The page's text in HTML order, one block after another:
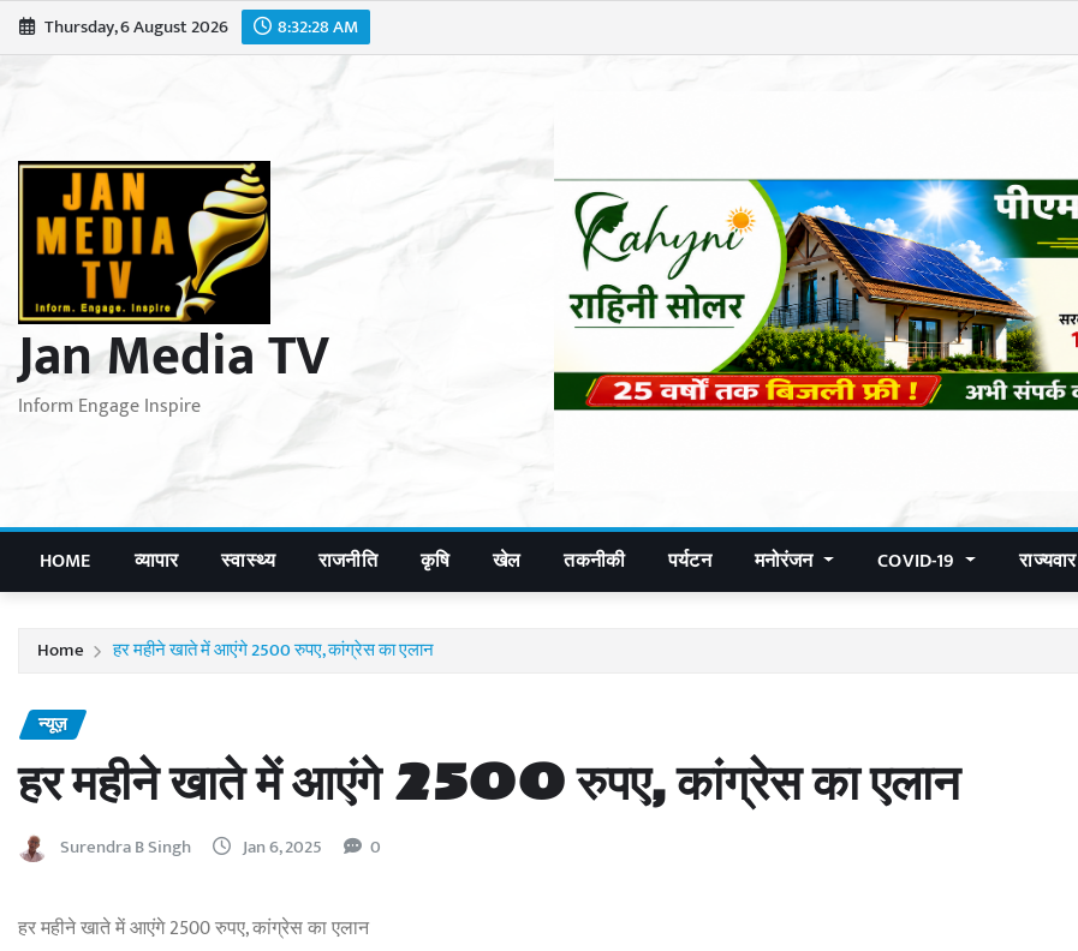
Skip
to
Thursday, 6 August 2026 8:32:29 AM
Jan Media TV
Inform Engage Inspire
HOME व्यापार स्वास्थ्य राजनीति कृषि खेल तकनीकी पर्यटन मनोरंजन COVID-19 राज्यवार
Home हर महीने खाते में आएंगे 2500 रुपए, कांग्रेस का एलान
न्यूज़
हर महीने खाते में आएंगे 2500 रुपए, कांग्रेस का एलान
Surendra B Singh Jan 6, 2025 0
हर महीने खाते में आएंगे 2500 रुपए, कांग्रेस का एलान